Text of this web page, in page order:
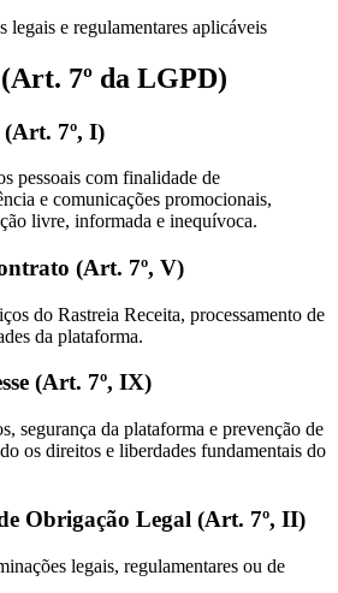
legais e regulamentares aplicáveis
7º da LGPD)
(Art. 7º, I)
pessoais com finalidade de
e comunicações promocionais,
livre, informada e inequívoca.
(Art. 7º, V)
do Rastreia Receita, processamento de
da plataforma.
(Art. 7º, IX)
segurança da plataforma e prevenção de
os direitos e liberdades fundamentais do
Obrigação Legal (Art. 7º, II)
legais, regulamentares ou de